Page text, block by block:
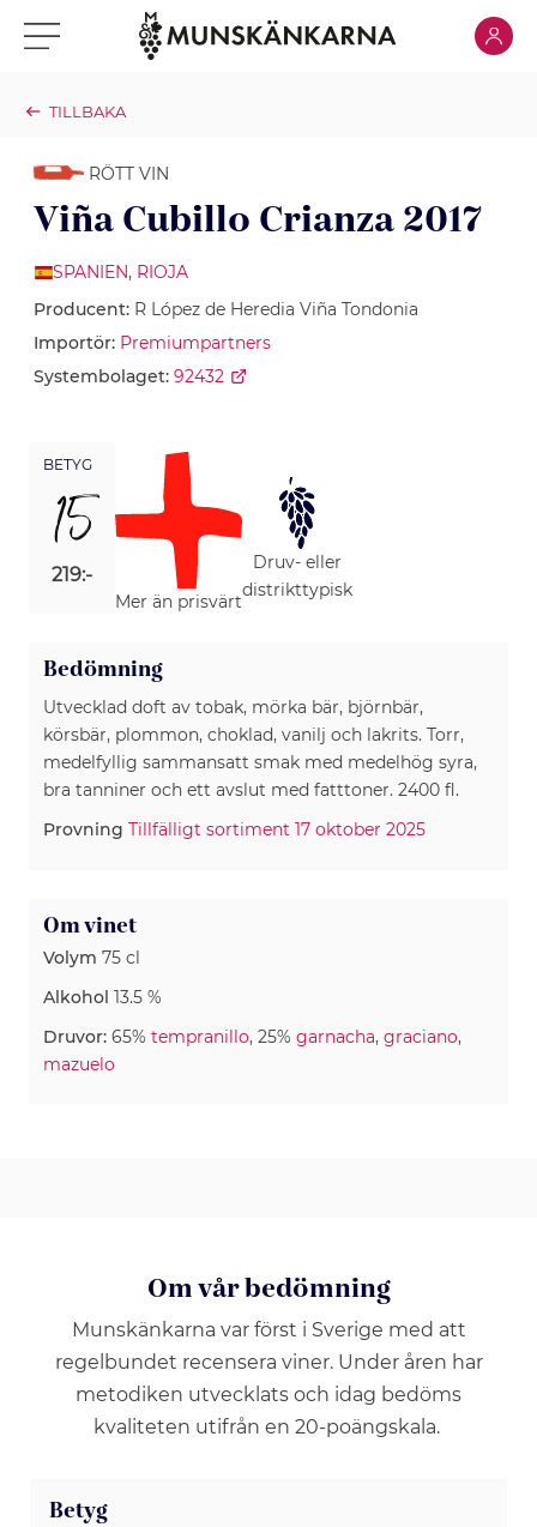
Klicka för meny Klicka
TILLBAKA
RÖTT VIN
Viña Cubillo Crianza 2017
SPANIEN, RIOJA
Producent: R López de Heredia Viña Tondonia
Importör: Premiumpartners
Systembolaget: 92432
BETYG
15
219:-
Mer än prisvärt
Druv- eller
distrikttypisk
Bedömning
Utvecklad doft av tobak, mörka bär, björnbär,
körsbär, plommon, choklad, vanilj och lakrits. Torr,
medelfyllig sammansatt smak med medelhög syra,
bra tanniner och ett avslut med fatttoner. 2400 fl.
Provning Tillfälligt sortiment 17 oktober 2025
Om vinet
Volym 75 cl
Alkohol 13.5 %
Druvor: 65% tempranillo, 25% garnacha, graciano,
mazuelo
Om vår bedömning
Munskänkarna var först i Sverige med att
regelbundet recensera viner. Under åren har
metodiken utvecklats och idag bedöms
kvaliteten utifrån en 20-poängskala.
Betyg